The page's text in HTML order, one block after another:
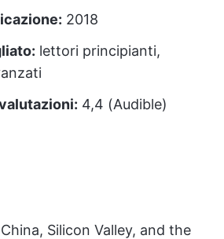
2018
lettori principianti,
4,4 (Audible)
Silicon Valley, and the